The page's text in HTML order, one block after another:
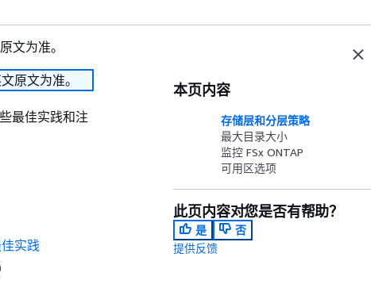
文为准。
原文为准。
最佳实践和注
实践
本页内容
存储层和分层策略
最大目录大小
监控 FSx ONTAP
可用区选项
此页内容对您是否有帮助？
是
否
提供反馈